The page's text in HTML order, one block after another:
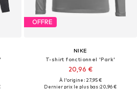
OFFRE
NIKE
T-shirt fonctionnel 'Park'
20,96 €
À l'origine : 27,95 €
Dernier prix le plus bas :20,96 €